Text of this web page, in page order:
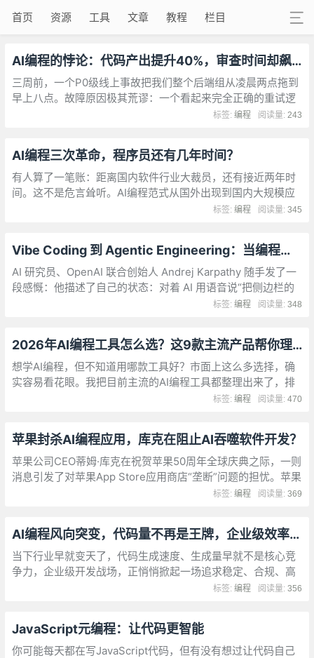
首页 资源 工具 文章 教程 栏目
AI编程的悖论：代码产出提升40%，审查时间却飙升91%
三周前，一个P0级线上事故把我们整个后端组从凌晨两点拖到
早上八点。故障原因极其荒谬：一个看起来完全正确的重试逻
辑，在高并发下触发了指数级的连接池膨胀，直接把数据库打
阅读量: 243
标签:编程
AI编程三次革命，程序员还有几年时间？
有人算了一笔账：距离国内软件行业大裁员，还有接近两年时
间。这不是危言耸听。AI编程范式从国外出现到国内大规模应
用，周期就是两年。而现在，第三次范式革命已经在国外发生
阅读量:345
标签:编程
Vibe Coding 到 Agentic Engineering：当编程成为每个人的表达工具
AI 研究员、OpenAI 联合创始人 Andrej Karpathy 随手发了一
段感慨：他描述了自己的状态：对着 AI 用语音说“把侧边栏的
间距缩小一半”，因为他懒得自己去找。遇到报错，直接把错误
阅读量:348
标签:编程
2026年AI编程工具怎么选？这9款主流产品帮你理清楚
想学AI编程，但不知道用哪款工具好？市面上这么多选择，确
实容易看花眼。我把目前主流的AI编程工具都整理出来了，排
名不分先后，每款都有自己的特点和适用场景。下面一个个说
阅读量:470
标签:编程
苹果封杀AI编程应用，库克在阻止AI吞噬软件开发？
苹果公司CEO蒂姆·库克在祝贺苹果50周年全球庆典之际，一则
消息引发了对苹果App Store应用商店“垄断”问题的担忧。苹果
公司证实，该公司已阻止Replit、Vibecode等Vibe Coding AI
阅读量:369
标签:编程
AI编程风向突变，代码量不再是王牌，企业级效率革命来了
当下行业早就变天了，代码生成速度、生成量早就不是核心竞
争力，企业级开发战场，正悄悄掀起一场追求稳定、合规、高
效的无声效率革命。2026年，Cursor年化营收突破20亿美
阅读量:356
标签:编程
JavaScript元编程：让代码更智能
你可能每天都在写JavaScript代码，但有没有想过让代码自己